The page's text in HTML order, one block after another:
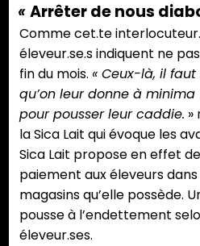
«Arrêter de nous
Comme cet.te
éleveur.se.s indiquent ne
fin du mois. « Ceux-là, il
qu’on leur donne à
pour pousser leur caddie. »
la Sica Lait qui évoque les
Sica Lait propose en effet
paiement aux éleveurs
magasins qu’elle possède.
pousse à l’endettement
éleveur.ses.